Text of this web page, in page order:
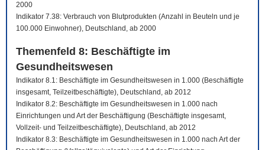
2000
Indikator 7.38: Verbrauch von Blutprodukten (Anzahl in Beuteln und je
100.000 Einwohner), Deutschland, ab 2000
Themenfeld 8: Beschäftigte im
Gesundheitswesen
Indikator 8.1: Beschäftigte im Gesundheitswesen in 1.000 (Beschäftigte
insgesamt, Teilzeitbeschäftigte), Deutschland, ab 2012
Indikator 8.2: Beschäftigte im Gesundheitswesen in 1.000 nach
Einrichtungen und Art der Beschäftigung (Beschäftigte insgesamt,
Vollzeit- und Teilzeitbeschäftigte), Deutschland, ab 2012
Indikator 8.3: Beschäftigte im Gesundheitswesen in 1.000 nach Art der